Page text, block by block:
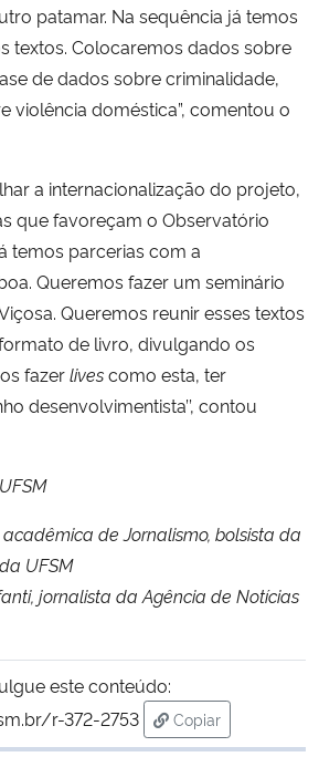
patamar. Na sequência já temos
textos. Colocaremos dados sobre
de dados sobre criminalidade,
violência doméstica”, comentou o
a internacionalização do projeto,
que favoreçam o Observatório
temos parcerias com a
Queremos fazer um seminário
Queremos reunir esses textos
de livro, divulgando os
fazerlivescomo esta, ter
desenvolvimentista’’, contou
acadêmica de Jornalismo, bolsista da
UFSM
jornalista da Agência de Notícias
este conteúdo:
r-372-2753
Copiar
para área de